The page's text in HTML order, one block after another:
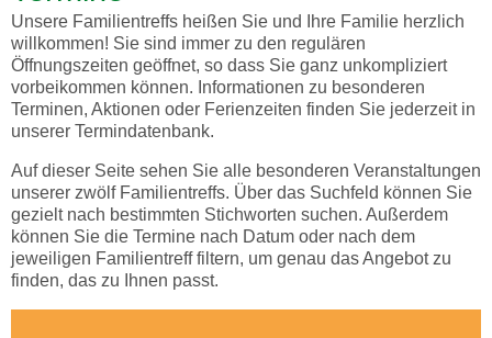
Unsere Familientreffs heißen Sie und Ihre Familie herzlich
willkommen! Sie sind immer zu den regulären
Öffnungszeiten geöffnet, so dass Sie ganz unkompliziert
vorbeikommen können. Informationen zu besonderen
Terminen, Aktionen oder Ferienzeiten finden Sie jederzeit in
unserer Termindatenbank.
Auf dieser Seite sehen Sie alle besonderen Veranstaltungen
unserer zwölf Familientreffs. Über das Suchfeld können Sie
gezielt nach bestimmten Stichworten suchen. Außerdem
können Sie die Termine nach Datum oder nach dem
jeweiligen Familientreff filtern, um genau das Angebot zu
finden, das zu Ihnen passt.